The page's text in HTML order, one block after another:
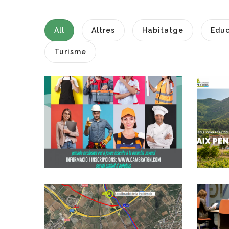
All Altres Habitatge
Turisme
ATENCIÓ: 4 De
NOVEMBRE, FIRA
DE L'OCUPACIÓ A
L'ARBOÇ
Ocupació
COMUNICAT
SOBRE
L'ABOCAMENT